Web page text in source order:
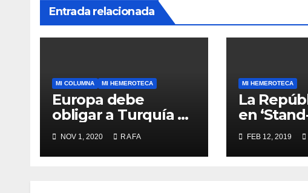
Entrada relacionada
MI COLUMNA MI HEMEROTECA
Europa debe
obligar a Turquí­a a
respetar la
Convención de la
ONU y retirarse del
NOV 1, 2020 RAFA
MI HEMEROTECA
La
en ‘Stand-
FEB 12, 2019